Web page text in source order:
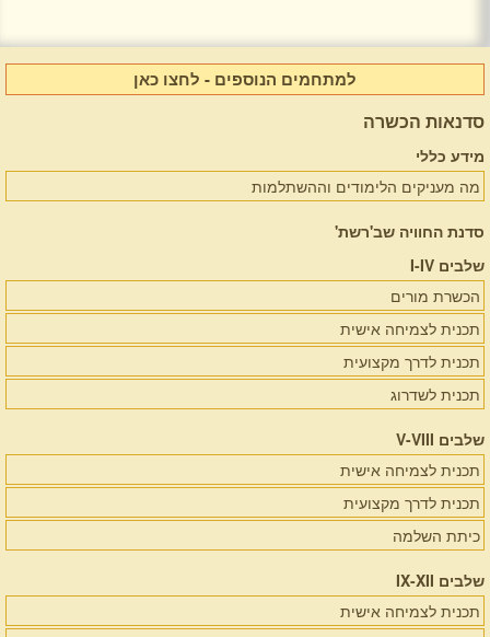
למתחמים הנוספים - לחצו כאן
סדנאות הכשרה
מידע כללי
מה מעניקים הלימודים וההשתלמות
סדנת החוויה שב'רשת'
שלבים I-IV
הכשרת מורים
תכנית לצמיחה אישית
תכנית לדרך מקצועית
תכנית לשדרוג
שלבים V-VIII
תכנית לצמיחה אישית
תכנית לדרך מקצועית
כיתת השלמה
שלבים IX-XII
תכנית לצמיחה אישית